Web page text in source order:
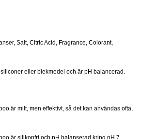
Salt, Citric Acid, Fragrance, Colorant,
eller blekmedel och är pH balancerad.
är milt, men effektivt, så det kan användas ofta,
är silikonfri och pH balanserad kring pH 7.